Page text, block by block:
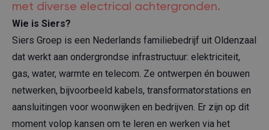
met diverse electrical achtergronden.
Wie is Siers?
Siers Groep is een Nederlands familiebedrijf uit Oldenzaal
dat werkt aan ondergrondse infrastructuur: elektriciteit,
gas, water, warmte en telecom. Ze ontwerpen én bouwen
netwerken, bijvoorbeeld kabels, transformatorstations en
aansluitingen voor woonwijken en bedrijven. Er zijn op dit
moment volop kansen om te leren en werken via het